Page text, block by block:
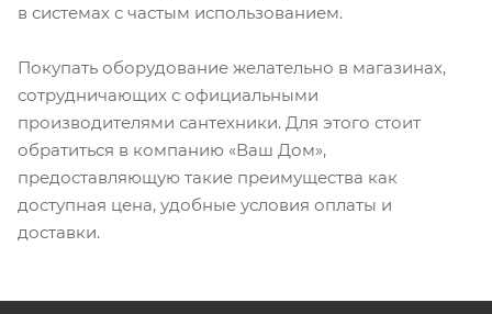
в системах с частым использованием.
Покупать оборудование желательно в магазинах,
сотрудничающих с официальными
производителями сантехники. Для этого стоит
обратиться в компанию «Ваш Дом»,
предоставляющую такие преимущества как
доступная цена, удобные условия оплаты и
доставки.